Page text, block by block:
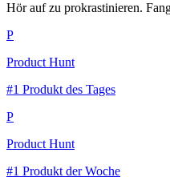
Hör auf zu prokrastinieren.
P
Product Hunt
#1 Produkt des Tages
P
Product Hunt
#1 Produkt der Woche